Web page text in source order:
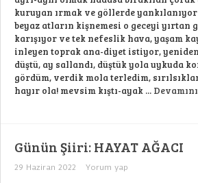
için
kuruyan ırmak ve göllerde
beyaz atların kişnemesi o geceyi yırtan
karışıyor ve tek nefeslik hava, yaşam
inleyen toprak ana-diyet istiyor,
düştü, ay sallandı, düştük yola uykuda
gördüm, verdik mola terledim,
hayır ola! mevsim kıştı-ayak ...
Günün Şiiri: HAYAT AĞACI
29 Haziran 2022 Yorum yap